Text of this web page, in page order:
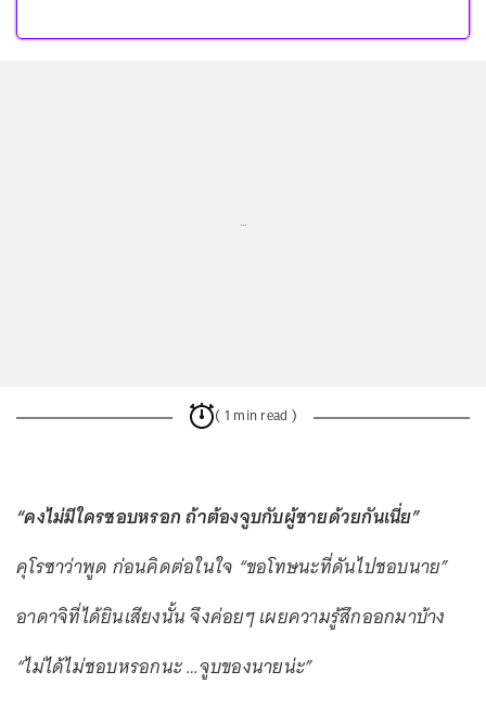
...
( 1 min read )
“คงไม่มีใครชอบหรอก ถ้าต้องจูบกับผู้ชายด้วยกันเนี่ย”
คุโรซาว่าพูด ก่อนคิดต่อในใจ “ขอโทษนะที่ดันไปชอบนาย”
อาดาจิที่ได้ยินเสียงนั้น จึงค่อยๆ เผยความรู้สึกออกมาบ้าง
“ไม่ได้ไม่ชอบหรอกนะ …จูบของนายน่ะ”